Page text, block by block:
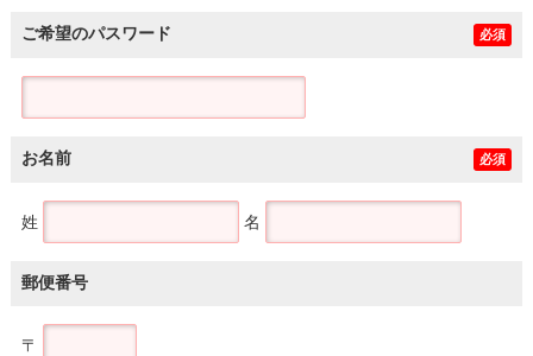
ご希望のパスワード 必須
お名前 必須
姓 名
郵便番号
〒